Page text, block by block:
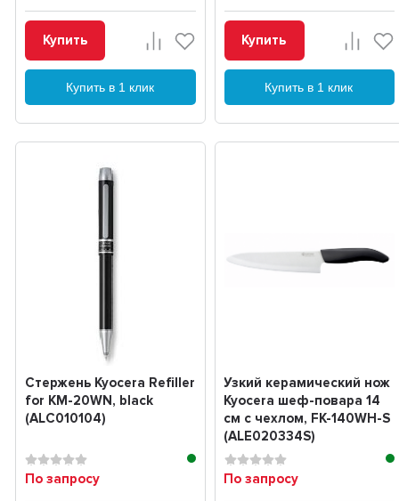
Купить
Купить в 1 клик
Купить
Купить в 1 клик
Стержень Kyocera Refiller
for KM-20WN, black
(ALC010104)
По запросу
Узкий керамический нож
Kyocera шеф-повара 14
см с чехлом, FK-140WH-S
(ALE020334S)
По запросу